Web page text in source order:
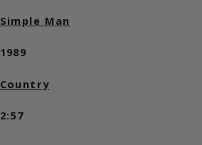
Simple Man
1989
Country
2:57